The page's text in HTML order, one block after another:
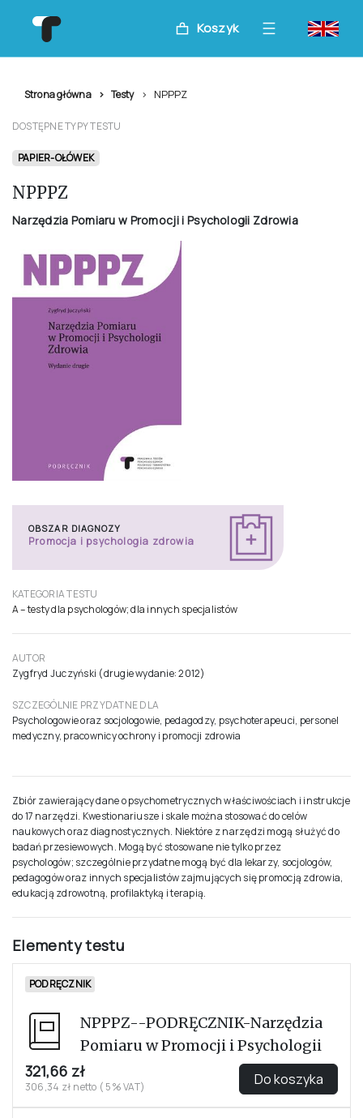
Koszyk
Strona główna Testy NPPPZ
DOSTĘPNE TYPY TESTU
PAPIER-OŁÓWEK
NPPPZ
Narzędzia Pomiaru w Promocji i Psychologii Zdrowia
OBSZAR DIAGNOZY
Promocja i psychologia zdrowia
KATEGORIA TESTU
A – testy dla psychologów; dla innych specjalistów
AUTOR
Zygfryd Juczyński (drugie wydanie: 2012)
SZCZEGÓLNIE PRZYDATNE DLA
Psychologowie oraz socjologowie, pedagodzy, psychoterapeuci, personel
medyczny, pracownicy ochrony i promocji zdrowia
Zbiór zawierający dane o psychometrycznych właściwościach i instrukcje
do 17 narzędzi. Kwestionariusze i skale można stosować do celów
naukowych oraz diagnostycznych. Niektóre z narzędzi mogą służyć do
badań przesiewowych. Mogą być stosowane nie tylko przez
psychologów; szczególnie przydatne mogą być dla lekarzy, socjologów,
pedagogów oraz innych specjalistów zajmujących się promocją zdrowia,
edukacją zdrowotną, profilaktyką i terapią.
Elementy testu
PODRĘCZNIK
NPPPZ--PODRĘCZNIK-Narzędzia
Pomiaru w Promocji i Psychologii
321,66 zł
306,34 zł netto ( 5% VAT) Do koszyka